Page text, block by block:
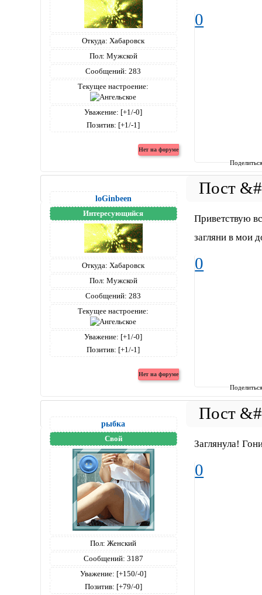
Откуда: Хабаровск
Пол: Мужской
Сообщений: 283
Текущее настроение:
Уважение: [+1/-0]
Позитив: [+1/-1]
0
loGinbeen
Интересующийся
Откуда: Хабаровск
Пол: Мужской
Сообщений: 283
Текущее настроение:
Уважение: [+1/-0]
Позитив: [+1/-1]
Приветствую
загляни в мои
0
рыбка
Свой
Пол: Женский
Сообщений: 3187
Уважение: [+150/-0]
Позитив: [+79/-0]
Заглянула!
0